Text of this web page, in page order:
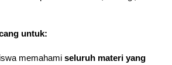
untuk:
memahami seluruh materi yang